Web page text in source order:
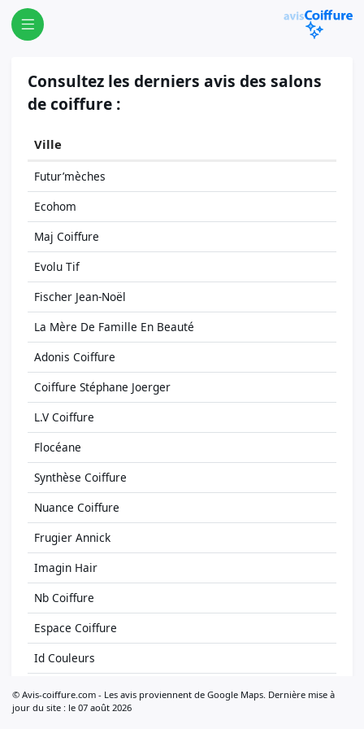
Consultez les derniers avis des salons
de coiffure :
Ville
Futur’mèches
Ecohom
Maj Coiffure
Evolu Tif
Fischer Jean-Noël
La Mère De Famille En Beauté
Adonis Coiffure
Coiffure Stéphane Joerger
L.V Coiffure
Flocéane
Synthèse Coiffure
Nuance Coiffure
Frugier Annick
Imagin Hair
Nb Coiffure
Espace Coiffure
Id Couleurs
Kl Coiffure
© Avis-coiffure.com - Les avis proviennent de Google Maps. Dernière mise à
jour du site : le 07 août 2026